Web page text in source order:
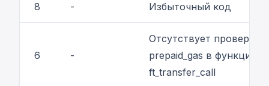
8 - Избыточный код
6 -
Отсутствует проверка
prepaid_gas в функции
ft_transfer_call